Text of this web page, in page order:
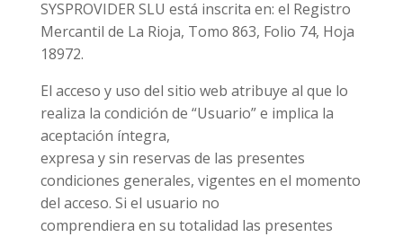
SYSPROVIDER SLU está inscrita en: el Registro
Mercantil de La Rioja, Tomo 863, Folio 74, Hoja
18972.
El acceso y uso del sitio web atribuye al que lo
realiza la condición de “Usuario” e implica la
aceptación íntegra,
expresa y sin reservas de las presentes
condiciones generales, vigentes en el momento
del acceso. Si el usuario no
comprendiera en su totalidad las presentes